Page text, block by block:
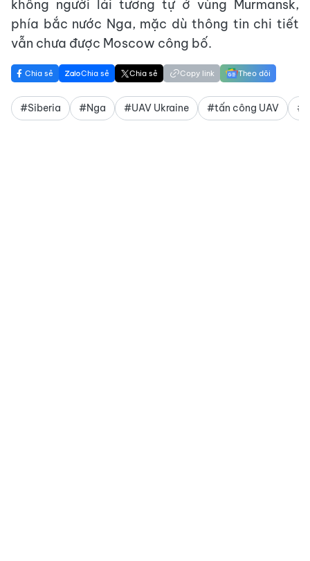
không người lái tương tự ở vùng Murmansk,
phía bắc nước Nga, mặc dù thông tin chi tiết
vẫn chưa được Moscow công bố.
Chia sẻ Chia sẻ Chia sẻ Copy link Theo dõi
#Siberia #Nga #UAV Ukraine #tấn công UAV